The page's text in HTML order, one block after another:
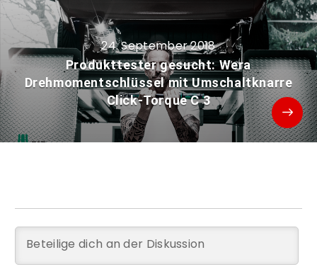
24. September 2018
Produkttester gesucht: Wera
Drehmomentschlüssel mit Umschaltknarre
Click-Torque C 3